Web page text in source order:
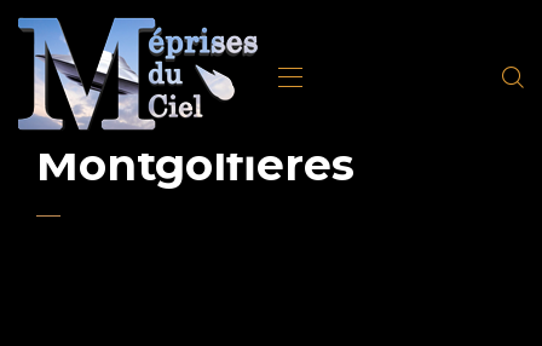
Montgolfières